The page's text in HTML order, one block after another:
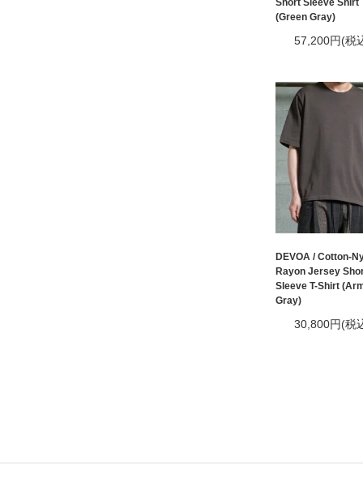
(Green Gray)
57,200円(税
DEVOA / Cotton-
Rayon Jersey
Sleeve T-Shirt
Gray)
30,800円(税